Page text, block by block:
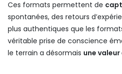
Ces formats permettent de
spontanées, des retours
plus authentiques que les
véritable prise de conscience
le terrain a désormais une